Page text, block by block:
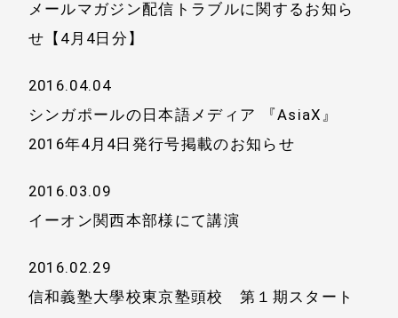
メールマガジン配信トラブルに関するお知ら
せ【4月4日分】
2016.04.04
シンガポールの日本語メディア 『AsiaX』
2016年4月4日発行号掲載のお知らせ
2016.03.09
イーオン関西本部様にて講演
2016.02.29
信和義塾大學校東京塾頭校 第１期スタート